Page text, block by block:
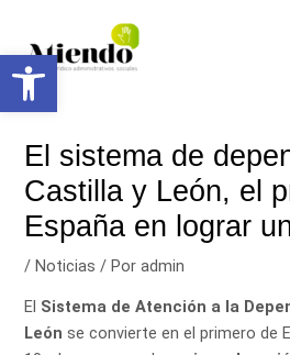
Abrir barra de herramientas
contenido
El sistema de
Castilla y León, el
España en lograr
/Noticias / Poradmin
El Sistema de Atención a la
León se convierte en el primero de
entradas